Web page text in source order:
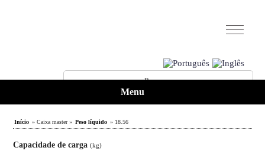
Menu
Início » Caixa master » Peso líquido » 18.56
Capacidade de carga(kg)